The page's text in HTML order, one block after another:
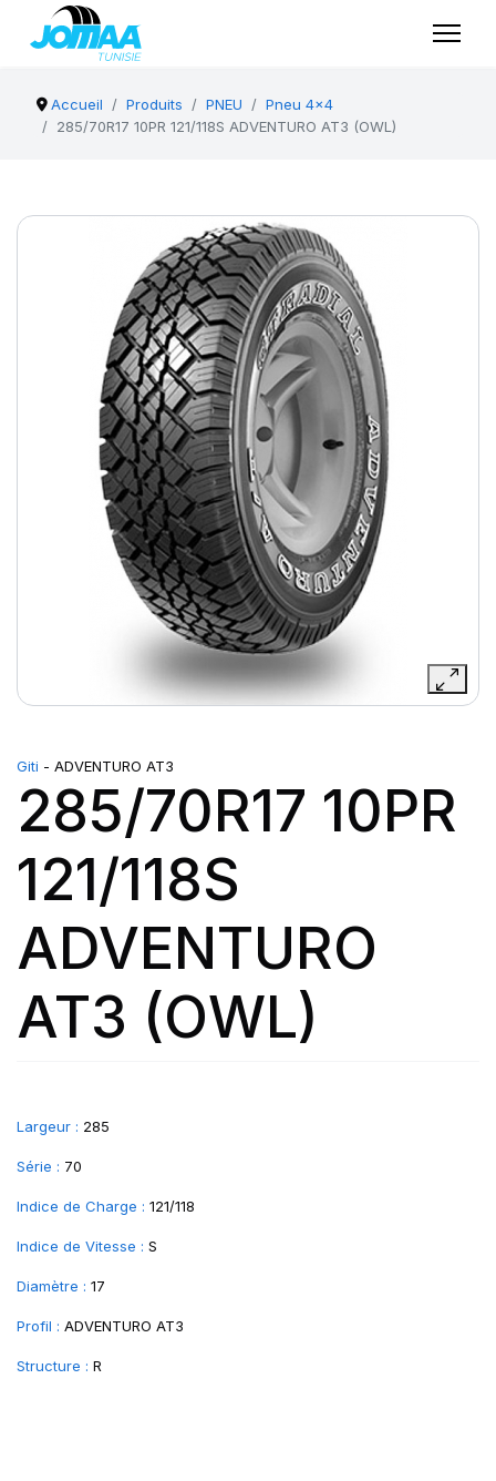
Accueil Produits PNEU
Pneu 4x4
285/70R17 10PR 121/118S ADVENTURO AT3 (OWL)
Giti - ADVENTURO AT3
285/70R17 10PR
121/118S
ADVENTURO
AT3 (OWL)
Largeur : 285
Série : 70
Indice de Charge : 121/118
Indice de Vitesse : S
Diamètre : 17
Profil : ADVENTURO AT3
Structure : R